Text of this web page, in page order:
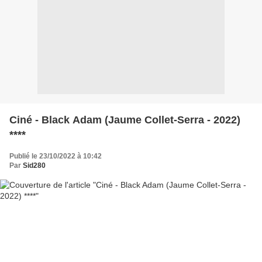
Ciné - Black Adam (Jaume Collet-Serra - 2022)
****
Publié le 23/10/2022 à 10:42
Par Sid280